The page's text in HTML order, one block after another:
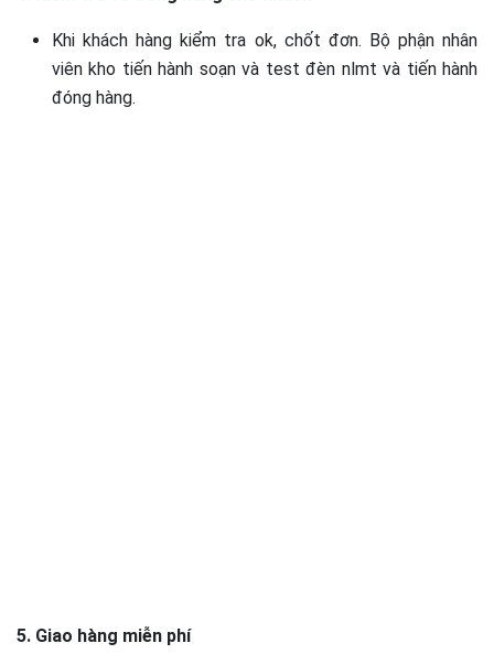
Khi khách hàng kiểm tra ok, chốt đơn. Bộ phận nhân
viên kho tiến hành soạn và test đèn nlmt và tiến hành
đóng hàng.
5. Giao hàng miễn phí